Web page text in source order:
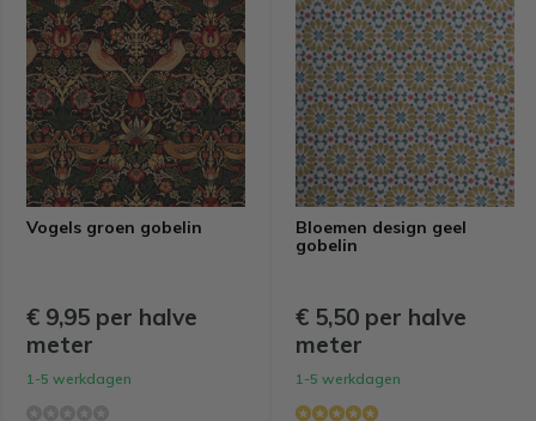
Vogels groen gobelin
€ 9,95 per halve
meter
1-5 werkdagen
Bloemen design geel
gobelin
€ 5,50 per halve
meter
1-5 werkdagen